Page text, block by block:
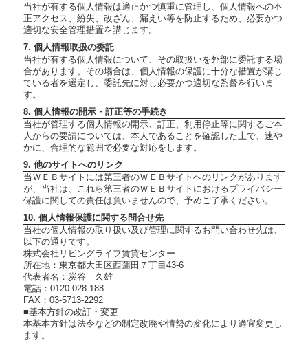
当社が有する個人情報は適正かつ慎重に管理し、個人情報への不
正アクセス、紛失、改ざん、漏えい等を防止するため、必要かつ
適切な安全管理措置を講じます。
7. 個人情報取扱の委託
当社が有する個人情報について、その取扱いを外部に委託する場
合があります。その場合は、個人情報の保護に十分な措置が講じ
ている者を選定し、委託先に対し必要かつ適切な監督を行いま
す。
8. 個人情報の開示・訂正等の手続き
当社が管理する個人情報の開示、訂正、利用停止等に関するご本
人からの要請については、本人であることを確認した上で、速や
かに、合理的な範囲で必要な対応をします。
9. 他のサイトへのリンク
当ＷＥＢサイトには第三者のＷＥＢサイトへのリンクがあります
が、当社は、これら第三者のＷＥＢサイトにおけるプライバシー
保護に関しての責任は負いませんので、予めご了承ください。
10. 個人情報保護に関する問合せ先
当社の個人情報の取り扱い及び管理に関するお問い合わせ先は、
以下の通りです。
株式会社リビングライフ賃貸センター
所在地：東京都大田区西蒲田７丁目43-6
代表者名：炭谷 久雄
電話：0120-028-188
FAX：03-5713-2292
■基本方針の改訂・変更
本基本方針は法令などの制定改廃や情勢の変化により適宜変更し
ます。